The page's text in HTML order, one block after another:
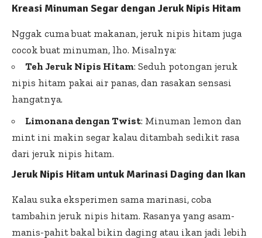
Kreasi Minuman Segar dengan Jeruk Nipis Hitam
Nggak cuma buat makanan, jeruk nipis hitam juga
cocok buat minuman, lho. Misalnya:
Teh Jeruk Nipis Hitam: Seduh potongan jeruk
nipis hitam pakai air panas, dan rasakan sensasi
hangatnya.
Limonana dengan Twist: Minuman lemon dan
mint ini makin segar kalau ditambah sedikit rasa
dari jeruk nipis hitam.
Jeruk Nipis Hitam untuk Marinasi Daging dan Ikan
Kalau suka eksperimen sama marinasi, coba
tambahin jeruk nipis hitam. Rasanya yang asam-
manis-pahit bakal bikin daging atau ikan jadi lebih